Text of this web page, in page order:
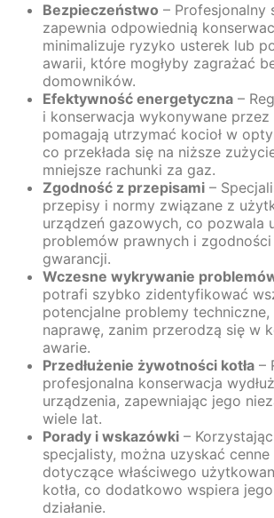
Bezpieczeństwo – Profesjonalny
zapewnia odpowiednią
minimalizuje ryzyko usterek lub
awarii, które mogłyby zagrażać
domowników.
Efektywność energetyczna –
i konserwacja wykonywane przez
pomagają utrzymać kocioł w
co przekłada się na niższe
mniejsze rachunki za gaz.
Zgodność z przepisami –
przepisy i normy związane z
urządzeń gazowych, co pozwala
problemów prawnych i
gwarancji.
Wczesne wykrywanie
potrafi szybko zidentyfikować
potencjalne problemy
naprawę, zanim przerodzą się w
awarie.
Przedłużenie żywotności kotła –
profesjonalna konserwacja
urządzenia, zapewniając jego
wiele lat.
Porady i wskazówki –
specjalisty, można uzyskać
dotyczące właściwego
kotła, co dodatkowo wspiera
działanie.